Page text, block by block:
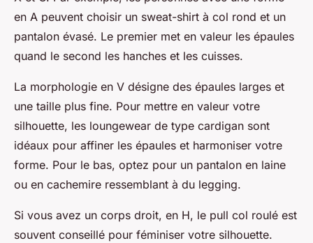
en A peuvent choisir un sweat-shirt à col rond et un
pantalon évasé. Le premier met en valeur les épaules
quand le second les hanches et les cuisses.
La morphologie en V désigne des épaules larges et
une taille plus fine. Pour mettre en valeur votre
silhouette, les loungewear de type cardigan sont
idéaux pour affiner les épaules et harmoniser votre
forme. Pour le bas, optez pour un pantalon en laine
ou en cachemire ressemblant à du legging.
Si vous avez un corps droit, en H, le pull col roulé est
souvent conseillé pour féminiser votre silhouette.